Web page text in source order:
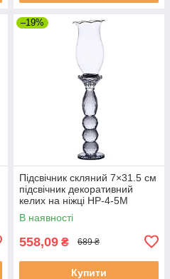
–19%
Підсвічник скляний 7×31.5 см
підсвічник декоративний
келих на ніжці HP-4-5M
В наявності
558,09 ₴ 689 ₴
Купити